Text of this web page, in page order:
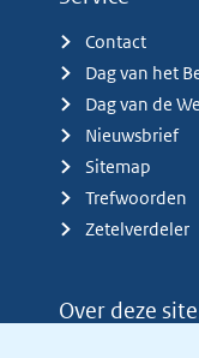
Contact
Dag van het
Dag van de
Nieuwsbrief
Sitemap
Trefwoorden
Zetelverdeler
Over deze site